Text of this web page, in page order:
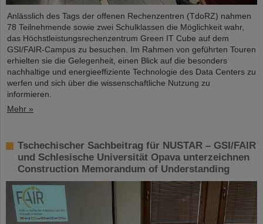
Anlässlich des Tags der offenen Rechenzentren (TdoRZ) nahmen
78 Teilnehmende sowie zwei Schulklassen die Möglichkeit wahr,
das Höchstleistungsrechenzentrum Green IT Cube auf dem
GSI/FAIR-Campus zu besuchen. Im Rahmen von geführten Touren
erhielten sie die Gelegenheit, einen Blick auf die besonders
nachhaltige und energieeffiziente Technologie des Data Centers zu
werfen und sich über die wissenschaftliche Nutzung zu
informieren.
Mehr »
Tschechischer Sachbeitrag für NUSTAR – GSI/FAIR
und Schlesische Universität Opava unterzeichnen
Construction Memorandum of Understanding